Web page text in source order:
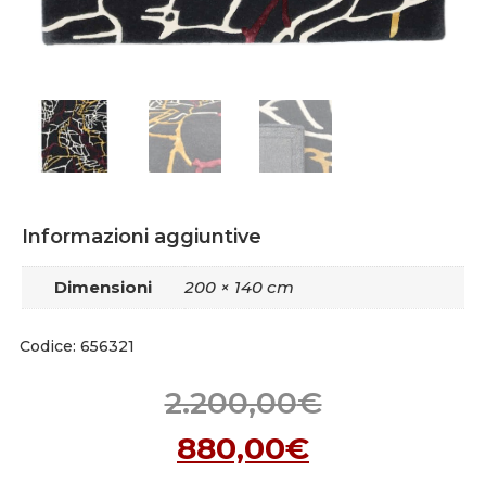
Informazioni aggiuntive
Dimensioni 200 × 140 cm
Codice: 656321
2.200,00€
880,00€